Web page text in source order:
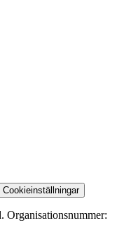
Cookieinställningar